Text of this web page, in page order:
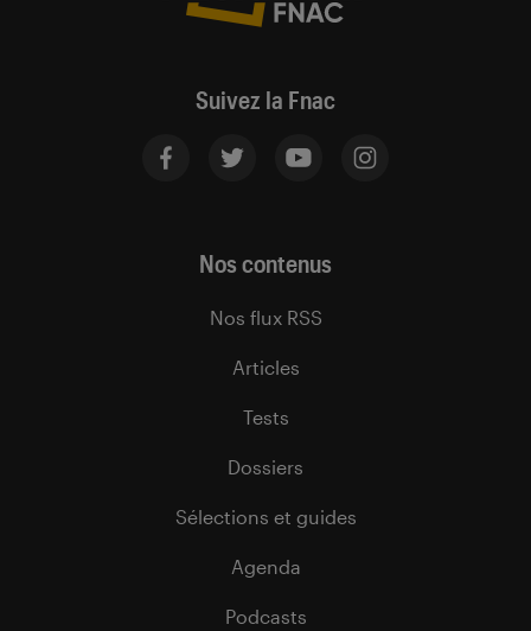
Suivez la Fnac
Nos contenus
Nos flux RSS
Articles
Tests
Dossiers
Sélections et guides
Agenda
Podcasts